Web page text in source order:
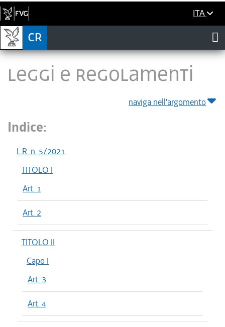
ITA
LEGGI E REGOLAMENTI
naviga nell'argomento
Indice:
L.R. n. 5/2021
TITOLO I
Art. 1
Art. 2
TITOLO II
Capo I
Art. 3
Art. 4